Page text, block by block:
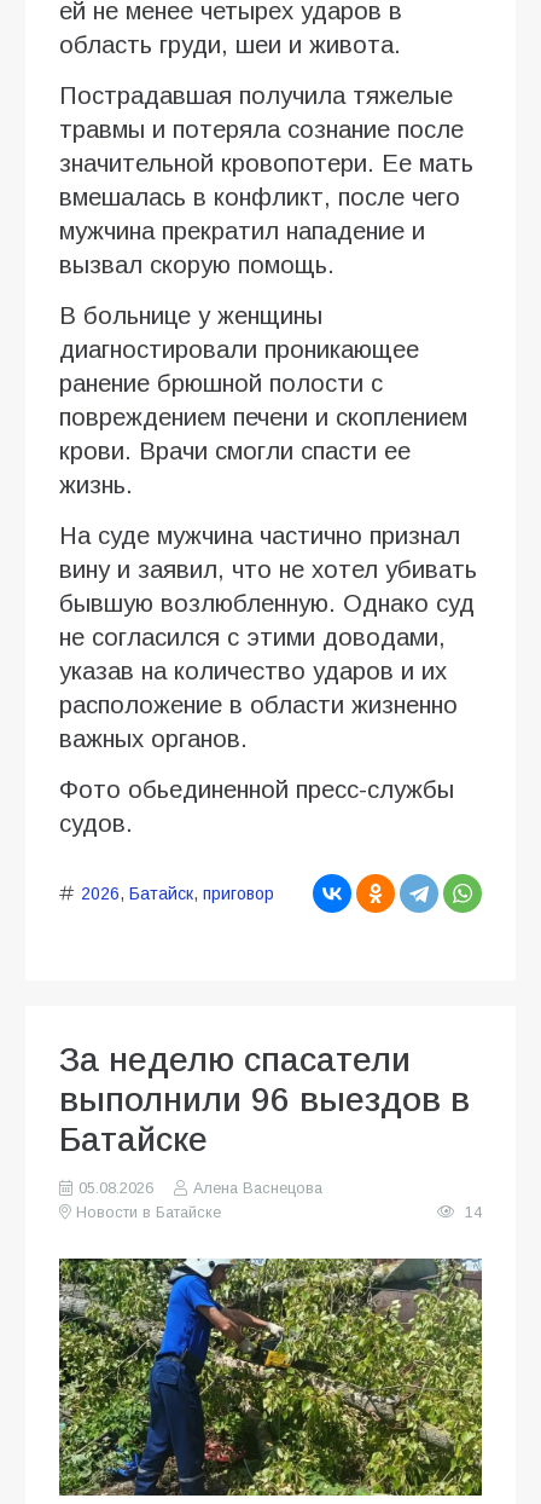
ей не менее четырех ударов в
область груди, шеи и живота.
Пострадавшая получила тяжелые
травмы и потеряла сознание после
значительной кровопотери. Ее мать
вмешалась в конфликт, после чего
мужчина прекратил нападение и
вызвал скорую помощь.
В больнице у женщины
диагностировали проникающее
ранение брюшной полости с
повреждением печени и скоплением
крови. Врачи смогли спасти ее
жизнь.
На суде мужчина частично признал
вину и заявил, что не хотел убивать
бывшую возлюбленную. Однако суд
не согласился с этими доводами,
указав на количество ударов и их
расположение в области жизненно
важных органов.
Фото обьединенной пресс-службы
судов.
2026, Батайск, приговор
За неделю спасатели
выполнили 96 выездов в
Батайске
05.08.2026
Алена Васнецова
Новости в Батайске
14